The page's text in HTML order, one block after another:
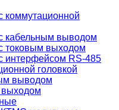
коммутационной
кабельным выводом
токовым выходом
интерфейсом RS-485
головкой
выводом